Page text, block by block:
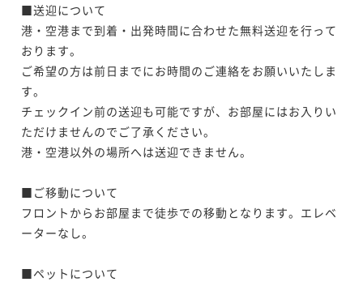
■送迎について
港・空港まで到着・出発時間に合わせた無料送迎を行って
おります。
ご希望の方は前日までにお時間のご連絡をお願いいたしま
す。
チェックイン前の送迎も可能ですが、お部屋にはお入りい
ただけませんのでご了承ください。
港・空港以外の場所へは送迎できません。
■ご移動について
フロントからお部屋まで徒歩での移動となります。エレベ
ーターなし。
■ペットについて